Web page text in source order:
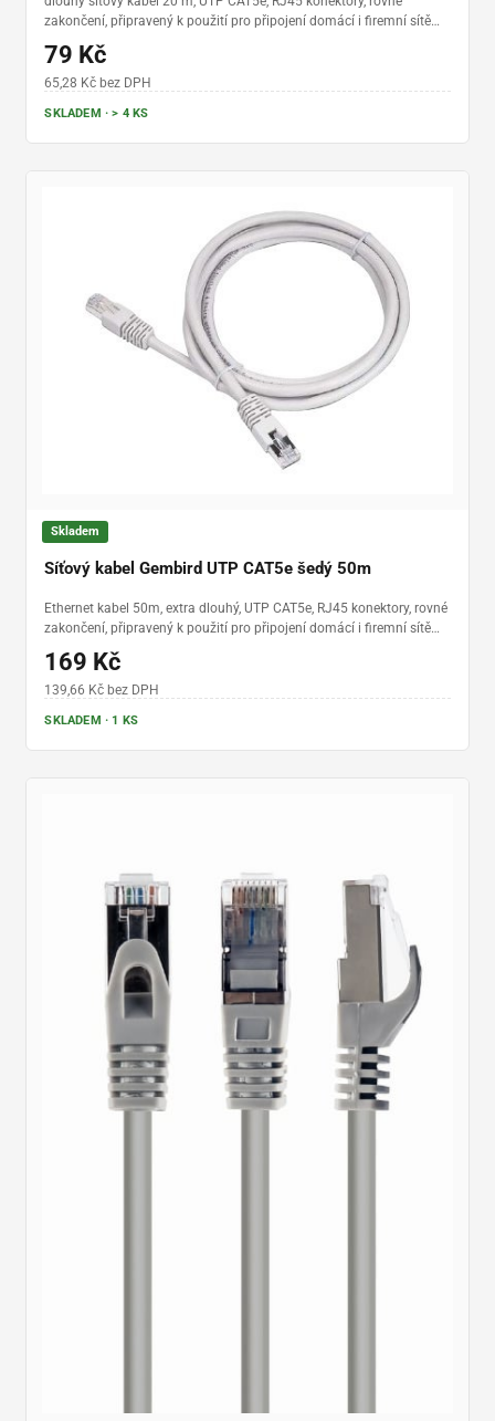
zakončení, připravený k použití pro připojení domácí i firemní sítě
79 Kč
65,28 Kč bez DPH
SKLADEM · > 4 KS
Skladem
Síťový kabel Gembird UTP CAT5e šedý 50m
Ethernet kabel 50m, extra dlouhý, UTP CAT5e, RJ45 konektory, rovné
zakončení, připravený k použití pro připojení domácí i firemní sítě
například k internetu
169 Kč
139,66 Kč bez DPH
SKLADEM · 1 KS